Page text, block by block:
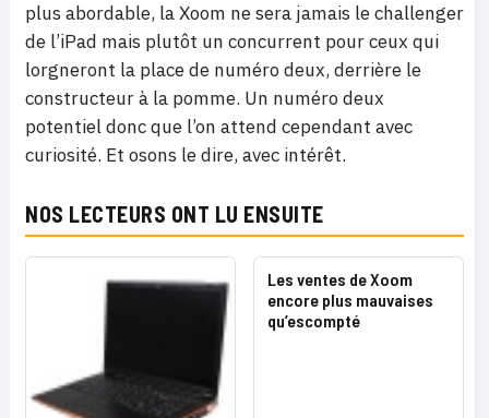
plus abordable, la Xoom ne sera jamais le challenger
de l’iPad mais plutôt un concurrent pour ceux qui
lorgneront la place de numéro deux, derrière le
constructeur à la pomme. Un numéro deux
potentiel donc que l’on attend cependant avec
curiosité. Et osons le dire, avec intérêt.
NOS LECTEURS ONT LU ENSUITE
Les ventes de Xoom
encore plus mauvaises
qu’escompté